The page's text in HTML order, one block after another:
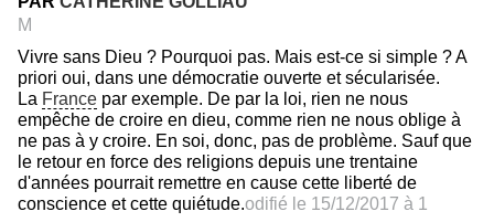
M
Vivre sans Dieu ? Pourquoi pas. Mais est-ce si simple ? A
priori oui, dans une démocratie ouverte et sécularisée.
La France par exemple. De par la loi, rien ne nous
empêche de croire en dieu, comme rien ne nous oblige à
ne pas à y croire. En soi, donc, pas de problème. Sauf que
le retour en force des religions depuis une trentaine
d'années pourrait remettre en cause cette liberté de
conscience et cette quiétude.odifié le 15/12/2017 à 1